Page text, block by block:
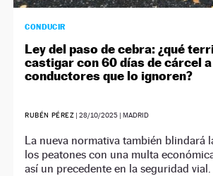
CONDUCIR
Ley del paso de cebra: ¿qué
castigar con 60 días de cárcel
conductores que lo ignoren?
RUBÉN PÉREZ |28/10/2025 | MADRID
La nueva normativa también blindará
los peatones con una multa
así un precedente en la seguridad vial.